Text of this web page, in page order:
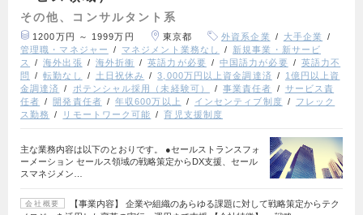
その他、コンサルタント系
1200万円 ～ 1999万円 東京都 外資系企業
大手企業
管理職・マネジャー
マネジメント業務なし
新規事業・新サービ
ス
海外出張 海外折衝 英語力が必要 中国語力が必要
英語力不
問
転勤なし 土日祝休み 3,000万円以上資金調達済
1億円以上資
金調達済
ポテンシャル採用（未経験可） 事業責任者
サービス責
任者
開発責任者 年収600万以上 インセンティブ制度
フレック
ス勤務
リモートワーク可能 育児支援制度
主な業務内容は以下のとおりです。 ●セールストランスフォ
ーメーション セールス領域の戦略策定からDX支援、セール
スマネジメン…
会社概要
【事業内容】 企業や組織のあらゆる課題に対して戦略策定からテク